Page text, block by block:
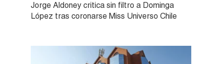
Jorge Aldoney critica sin filtro a Dominga
López tras coronarse Miss Universo Chile